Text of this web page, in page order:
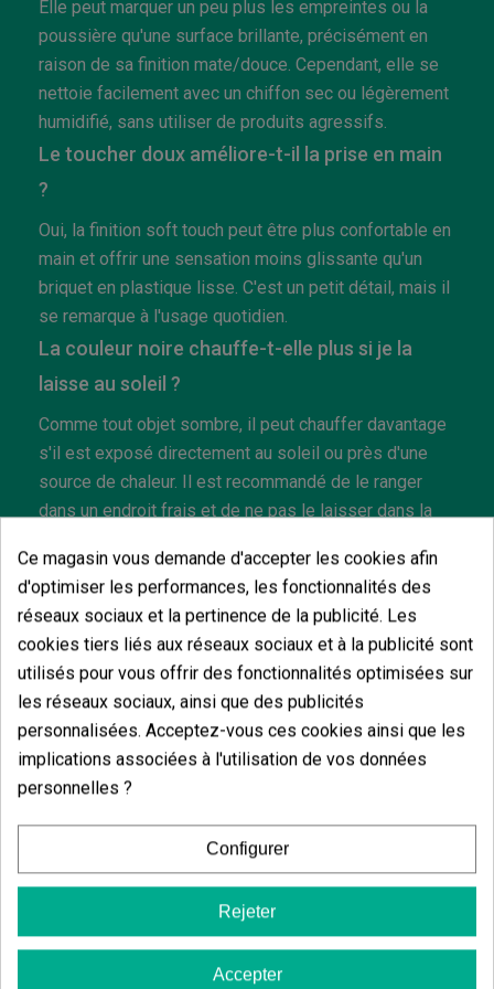
Elle peut marquer un peu plus les empreintes ou la
poussière qu'une surface brillante, précisément en
raison de sa finition mate/douce. Cependant, elle se
nettoie facilement avec un chiffon sec ou légèrement
humidifié, sans utiliser de produits agressifs.
Le toucher doux améliore-t-il la prise en main
?
Oui, la finition soft touch peut être plus confortable en
main et offrir une sensation moins glissante qu'un
briquet en plastique lisse. C'est un petit détail, mais il
se remarque à l'usage quotidien.
La couleur noire chauffe-t-elle plus si je la
laisse au soleil ?
Comme tout objet sombre, il peut chauffer davantage
s'il est exposé directement au soleil ou près d'une
source de chaleur. Il est recommandé de le ranger
dans un endroit frais et de ne pas le laisser dans la
Vous aimerez aussi
Kit Summer Friends GB
-15%
Ajouter au panier
Ce magasin vous demande d'accepter les cookies afin
d'optimiser les performances, les fonctionnalités des
réseaux sociaux et la pertinence de la publicité. Les
cookies tiers liés aux réseaux sociaux et à la publicité sont
utilisés pour vous offrir des fonctionnalités optimisées sur
les réseaux sociaux, ainsi que des publicités
personnalisées. Acceptez-vous ces cookies ainsi que les
implications associées à l'utilisation de vos données
personnelles ?
Configurer
Rejeter
Accepter